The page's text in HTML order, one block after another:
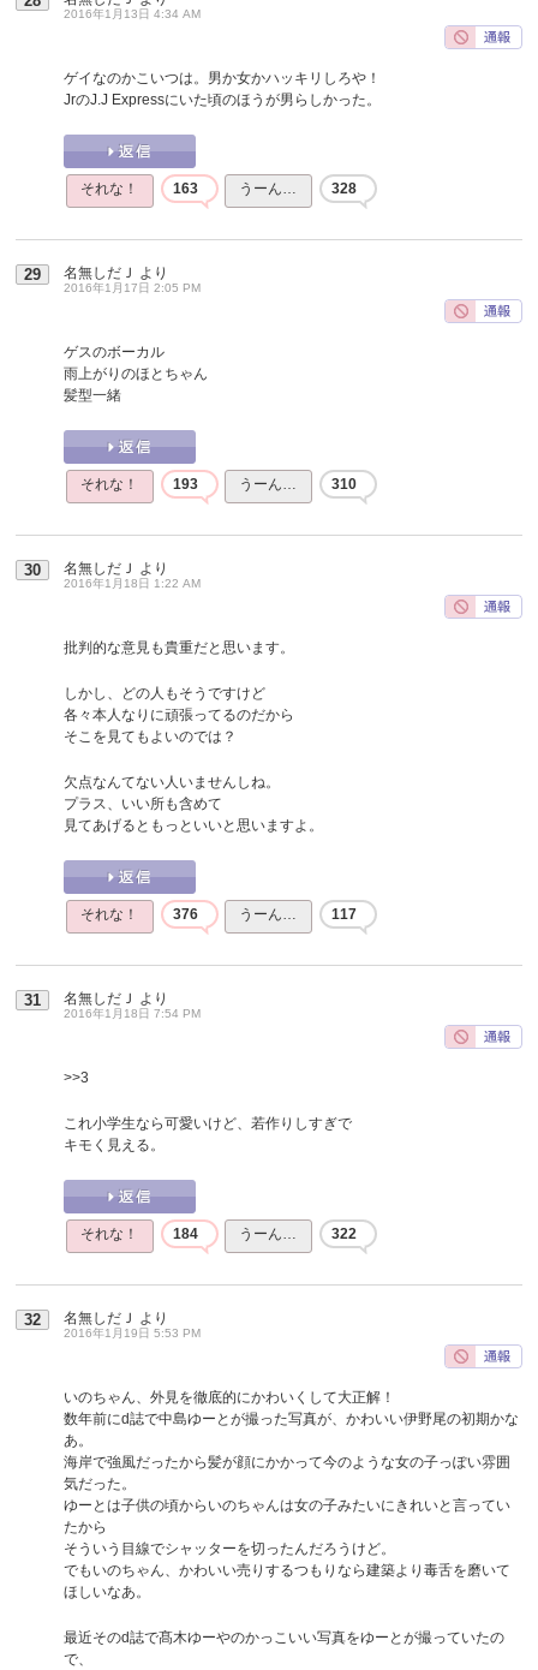
2016年1月13日 4:34 AM
ゲイなのかこいつは。男か女かハッキリしろや！
JrのJ.J Expressにいた頃のほうが男らしかった。
それな！ 163 うーん… 328
29 名無しだＪ より
2016年1月17日 2:05 PM
ゲスのボーカル
雨上がりのほとちゃん
髪型一緒
それな！ 193 うーん… 310
30 名無しだＪ より
2016年1月18日 1:22 AM
批判的な意見も貴重だと思います。
しかし、どの人もそうですけど
各々本人なりに頑張ってるのだから
そこを見てもよいのでは？
欠点なんてない人いませんしね。
プラス、いい所も含めて
見てあげるともっといいと思いますよ。
それな！ 376 うーん… 117
31 名無しだＪ より
2016年1月18日 7:54 PM
>>3
これ小学生なら可愛いけど、若作りしすぎで
キモく見える。
それな！ 184 うーん… 322
32 名無しだＪ より
2016年1月19日 5:53 PM
いのちゃん、外見を徹底的にかわいくして大正解！
数年前にd誌で中島ゆーとが撮った写真が、かわいい伊野尾の初期かな
あ。
海岸で強風だったから髪が顔にかかって今のような女の子っぽい雰囲
気だった。
ゆーとは子供の頃からいのちゃんは女の子みたいにきれいと言ってい
たから
そういう目線でシャッターを切ったんだろうけど。
でもいのちゃん、かわいい売りするつもりなら建築より毒舌を磨いて
ほしいなあ。
最近そのd誌で髙木ゆーやのかっこいい写真をゆーとが撮っていたの
で、